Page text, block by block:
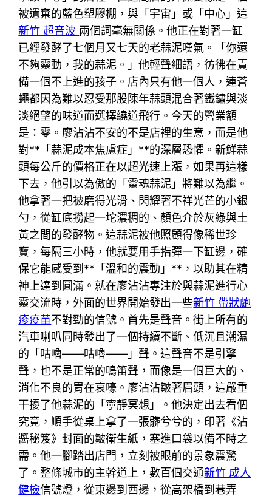
被遺棄的藍色塑膠棚，與「宇宙」或「中心」這
新竹 超音波 兩個詞毫無關係。他正在對著一缸
已經發酵了七個月又七天的老蒜泥嘆氣。「你還
不夠靈動，我的蒜泥。」他輕聲細語，彷彿在責
備一個不上進的孩子。店內只有他一個人，連蒼
蠅都因為難以忍受那股陳年蒜頭混合著鐵鏽與淡
淡絕望的味道而選擇繞道飛行。今天的營業額
是：零。廖沾沾不安的不是店裡的生意，而是他
對**「蒜泥成本焦慮症」**的深層恐懼。新鮮蒜
頭每公斤的價格正在以超光速上漲，如果再這樣
下去，他引以為傲的「靈魂蒜泥」將難以為繼。
他拿著一把被磨得光滑、閃耀著不祥光芒的小銀
勺，從缸底撈起一坨濃稠的、顏色介於灰綠與土
黃之間的發酵物。這蒜泥被他照顧得像稀世珍
寶，每隔三小時，他就要用手指彈一下缸邊，確
保它能感受到**「溫和的震動」**，以助其在精
神上達到圓滿。就在廖沾沾專注於與蒜泥進行心
靈交流時，外面的世界開始發出一些新竹 帶狀皰
疹疫苗不對勁的信號。首先是聲音。街上所有的
汽車喇叭同時發出了一個持續不斷、低沉且潮濕
的「咕嚕——咕嚕——」聲。這聲音不是引擎
聲，也不是正常的鳴笛聲，而像是一個巨大的、
消化不良的胃在哀嚎。廖沾沾皺著眉頭，這嚴重
干擾了他蒜泥的「寧靜冥想」。他決定出去看個
究竟，順手從桌上拿了一張髒兮兮的，印著《沾
醬秘笈》封面的皺衛生紙，塞進口袋以備不時之
需。他一腳踏出店門，立刻被眼前的景象震驚
了。整條城市的主幹道上，數百個交通新竹 成人
健檢信號燈，從東邊到西邊，從高架橋到巷弄